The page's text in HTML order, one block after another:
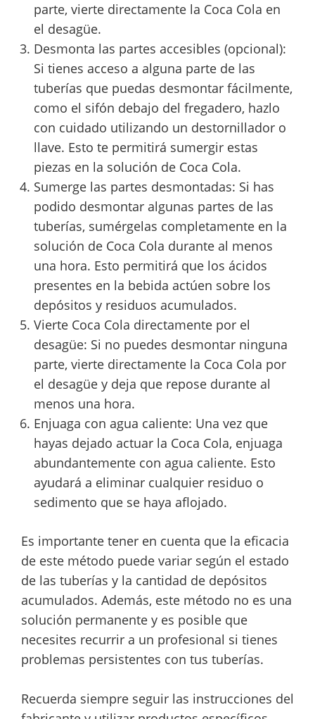
parte, vierte directamente la Coca Cola en
el desagüe.
Desmonta las partes accesibles (opcional):
Si tienes acceso a alguna parte de las
tuberías que puedas desmontar fácilmente,
como el sifón debajo del fregadero, hazlo
con cuidado utilizando un destornillador o
llave. Esto te permitirá sumergir estas
piezas en la solución de Coca Cola.
Sumerge las partes desmontadas: Si has
podido desmontar algunas partes de las
tuberías, sumérgelas completamente en la
solución de Coca Cola durante al menos
una hora. Esto permitirá que los ácidos
presentes en la bebida actúen sobre los
depósitos y residuos acumulados.
Vierte Coca Cola directamente por el
desagüe: Si no puedes desmontar ninguna
parte, vierte directamente la Coca Cola por
el desagüe y deja que repose durante al
menos una hora.
Enjuaga con agua caliente: Una vez que
hayas dejado actuar la Coca Cola, enjuaga
abundantemente con agua caliente. Esto
ayudará a eliminar cualquier residuo o
sedimento que se haya aflojado.
Es importante tener en cuenta que la eficacia
de este método puede variar según el estado
de las tuberías y la cantidad de depósitos
acumulados. Además, este método no es una
solución permanente y es posible que
necesites recurrir a un profesional si tienes
problemas persistentes con tus tuberías.
Recuerda siempre seguir las instrucciones del